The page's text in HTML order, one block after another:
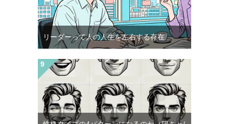
リーダーって人の人生を左右する存在